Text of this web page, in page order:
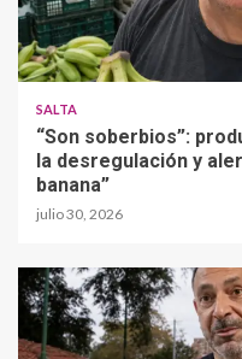
SALTA
“Son soberbios”:
la desregulación y
banana”
julio 30, 2026